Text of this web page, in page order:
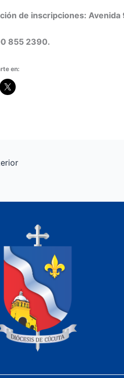
de inscripciones:
855 2390.
en: